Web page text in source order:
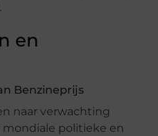
en
Benzineprijs
naar verwachting
politieke en